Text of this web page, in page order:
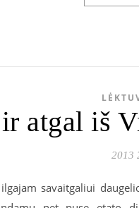
atgal iš
2013
savaitgaliui